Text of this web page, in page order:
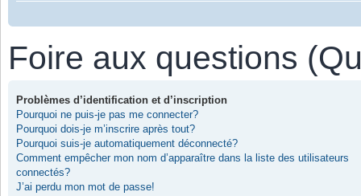
Foire aux questions
Problèmes d’identification et d’inscription
Pourquoi ne puis-je pas me connecter?
Pourquoi dois-je m’inscrire après tout?
Pourquoi suis-je automatiquement déconnecté?
Comment empêcher mon nom d’apparaître dans la liste des utilisateurs
connectés?
J’ai perdu mon mot de passe!